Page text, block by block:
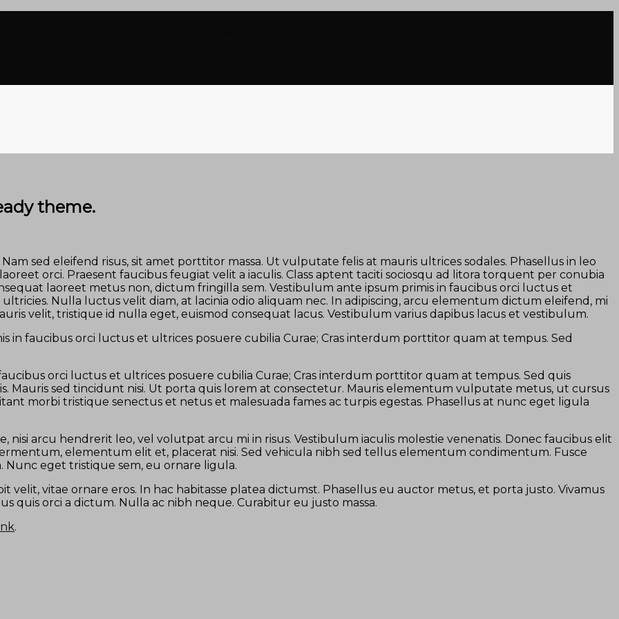
theme.
sed eleifend risus, sit amet porttitor massa. Ut vulputate felis at mauris ultrices sodales. Phasellus in leo
orci. Praesent faucibus feugiat velit a iaculis. Class aptent taciti sociosqu ad litora torquent per conubia
laoreet metus non, dictum fringilla sem. Vestibulum ante ipsum primis in faucibus orci luctus et
Nulla luctus velit diam, at lacinia odio aliquam nec. In adipiscing, arcu elementum dictum eleifend, mi
velit, tristique id nulla eget, euismod consequat lacus. Vestibulum varius dapibus lacus et vestibulum.
in faucibus orci luctus et ultrices posuere cubilia Curae; Cras interdum porttitor quam at tempus. Sed
orci luctus et ultrices posuere cubilia Curae; Cras interdum porttitor quam at tempus. Sed quis
Mauris sed tincidunt nisi. Ut porta quis lorem at consectetur. Mauris elementum vulputate metus, ut cursus
morbi tristique senectus et netus et malesuada fames ac turpis egestas. Phasellus at nunc eget ligula
nisi arcu hendrerit leo, vel volutpat arcu mi in risus. Vestibulum iaculis molestie venenatis. Donec faucibus elit
elementum elit et, placerat nisi. Sed vehicula nibh sed tellus elementum condimentum. Fusce
Nunc eget tristique sem, eu ornare ligula.
velit, vitae ornare eros. In hac habitasse platea dictumst. Phasellus eu auctor metus, et porta justo. Vivamus
quis orci a dictum. Nulla ac nibh neque. Curabitur eu justo massa.
.